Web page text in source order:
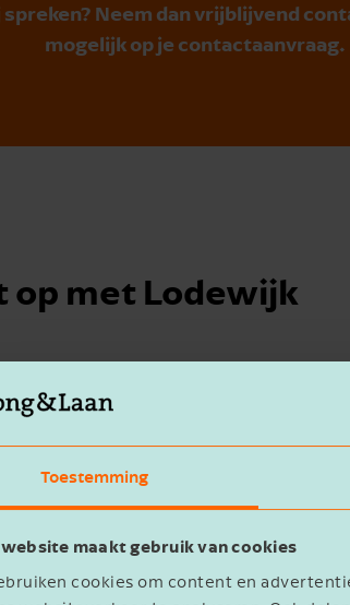
Toestemming
website maakt gebruik van cookies
cookies om content en
Neem dan vrijblijvend
mogelijk op je contactaanvraag.
op met Lodewijk